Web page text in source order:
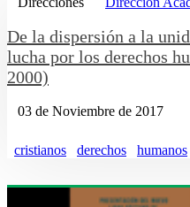
De la dispersión a la
lucha por los derechos
2000)
03 de Noviembre de 2017
cristianos derechos humanos